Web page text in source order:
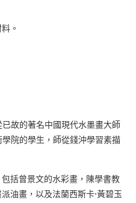
材料。
故的著名中國現代水墨畫大師
院的學生，師從錢沖學習素描
括曾景文的水彩畫，陳學書教
油畫，以及法蘭西斯卡·黃碧玉